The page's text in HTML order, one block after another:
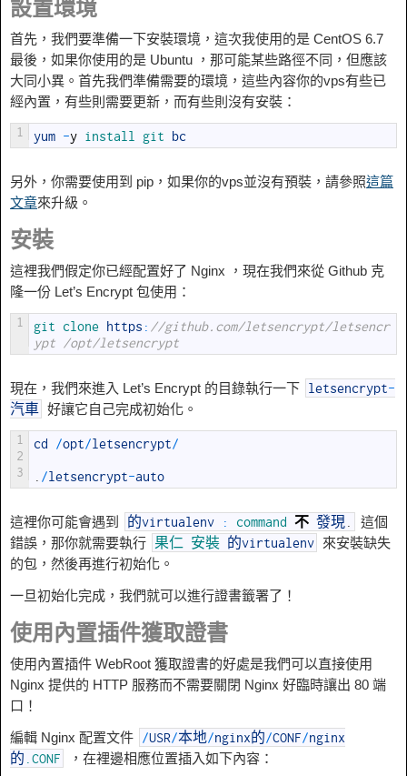
設置環境
首先，我們要準備一下安裝環境，這次我使用的是 CentOS 6.7
最後，如果你使用的是 Ubuntu ，那可能某些路徑不同，但應該
大同小異。首先我們準備需要的環境，這些內容你的vps有些已
經內置，有些則需要更新，而有些則沒有安裝：
1 yum -y install git bc
另外，你需要使用到 pip，如果你的vps並沒有預裝，請參照這篇
文章來升級。
安裝
這裡我們假定你已經配置好了 Nginx ，現在我們來從 Github 克
隆一份 Let’s Encrypt 包使用：
1 git clone https : //github.com/letsencrypt/letsencr
ypt /opt/letsencrypt
現在，我們來進入 Let’s Encrypt 的目錄執行一下 letsencrypt-
汽車 好讓它自己完成初始化。
1
2
3
cd /opt/letsencrypt/
/letsencrypt-auto
這裡你可能會遇到 的virtualenv : command 不 發現
這個
錯誤，那你就需要執行
果仁 安裝 的virtualenv
來安裝缺失
的包，然後再進行初始化。
一旦初始化完成，我們就可以進行證書籤署了！
使用內置插件獲取證書
使用內置插件 WebRoot 獲取證書的好處是我們可以直接使用
Nginx 提供的 HTTP 服務而不需要關閉 Nginx 好臨時讓出 80 端
口！
編輯 Nginx 配置文件 /USR/本地/nginx的/CONF/nginx
的 .CONF ，在裡邊相應位置插入如下內容：